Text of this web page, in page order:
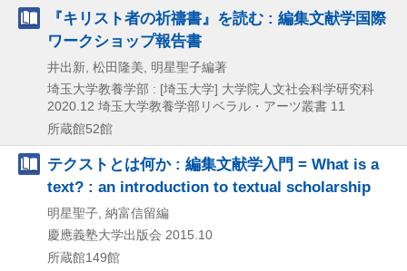
『キリスト者の祈禱書』を読む : 編集文献学国際
ワークショップ報告書
井出新, 松田隆美, 明星聖子編著
埼玉大学教養学部 : [埼玉大学] 大学院人文社会科学研究科
2020.12 埼玉大学教養学部リベラル・アーツ叢書 11
所蔵館52館
テクストとは何か : 編集文献学入門 = What is a
text? : an introduction to textual scholarship
明星聖子, 納富信留編
慶應義塾大学出版会 2015.10
所蔵館149館